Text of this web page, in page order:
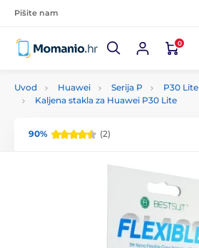
Pišite nam
0
Uvod Huawei Serija P
P30 Lite
Kaljena stakla za Huawei P30 Lite
90% (2)